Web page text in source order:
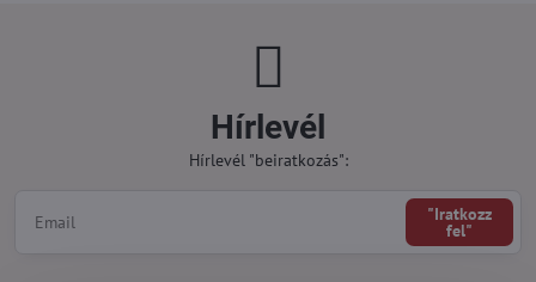
Hírlevél
Hírlevél "beiratkozás":
"Iratkozz
fel"